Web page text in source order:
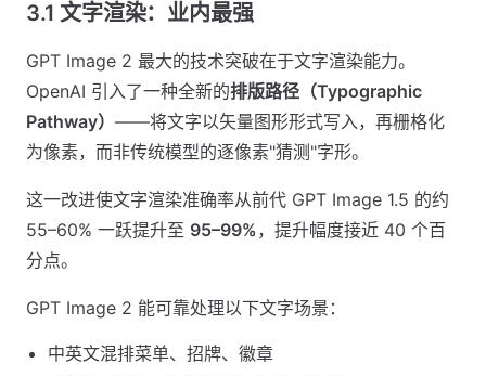
3.1 文字渲染：业内最强
GPT Image 2 最大的技术突破在于文字渲染能力。
OpenAI 引入了一种全新的排版路径（Typographic
Pathway） ——将文字以矢量图形形式写入，再栅格化
为像素，而非传统模型的逐像素"猜测"字形。
这一改进使文字渲染准确率从前代 GPT Image 1.5 的约
55–60% 一跃提升至 95–99%，提升幅度接近 40 个百
分点。
GPT Image 2 能可靠处理以下文字场景：
中英文混排菜单、招牌、徽章